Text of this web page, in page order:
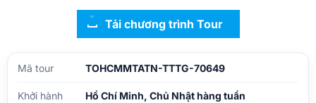
Tải chương trình Tour
Mã tour TOHCMMTATN-TTTG-70649
Khởi hành Hồ Chí Minh, Chủ Nhật hàng tuần